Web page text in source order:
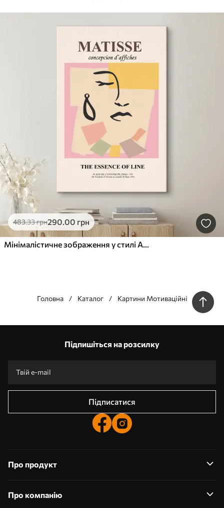
483.33грн290.00 грн
Мінімалістичне зображення у стилі Анрі Матісс
Головна Каталог Картини Мотиваційні
Виготовлення за індивідуальними розмірами
Промокоди зі знижками до замовлення!
Підпишіться на розсилку
Підписатися
Про продукт
Про компанію